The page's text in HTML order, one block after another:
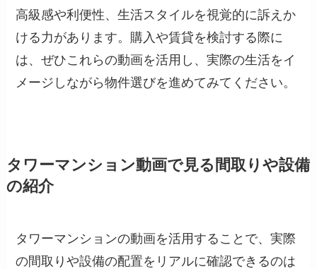
高級感や利便性、生活スタイルを視覚的に訴えか
ける力があります。購入や賃貸を検討する際に
は、ぜひこれらの動画を活用し、実際の生活をイ
メージしながら物件選びを進めてみてください。
タワーマンション動画で見る間取りや設備
の紹介
タワーマンションの動画を活用することで、実際
の間取りや設備の配置をリアルに確認できるのは